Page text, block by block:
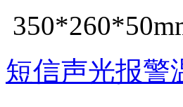
短信声光报警